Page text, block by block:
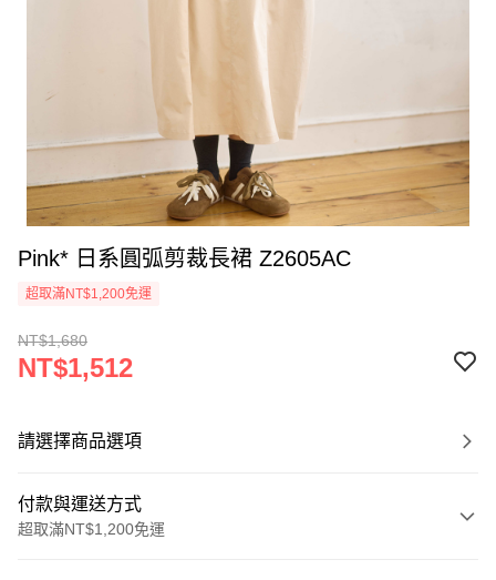
Pink* 日系圓弧剪裁長裙 Z2605AC
超取滿NT$1,200免運
NT$1,680
NT$1,512
請選擇商品選項
付款與運送方式
超取滿NT$1,200免運